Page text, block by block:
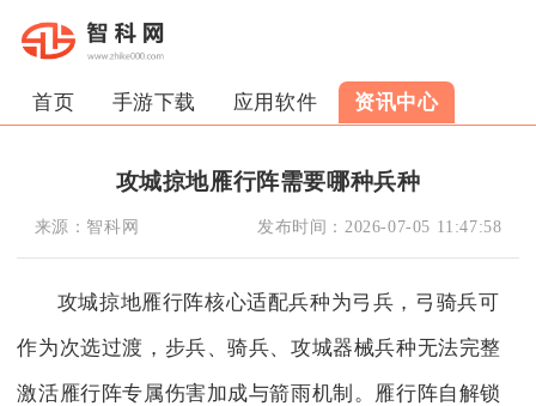
首页 手游下载 应用软件 资讯中心
攻城掠地雁行阵需要哪种兵种
来源： 智科网 发布时间： 2026-07-05 11:47:58
攻城掠地雁行阵核心适配兵种为弓兵，弓骑兵可
作为次选过渡，步兵、骑兵、攻城器械兵种无法完整
激活雁行阵专属伤害加成与箭雨机制。雁行阵自解锁